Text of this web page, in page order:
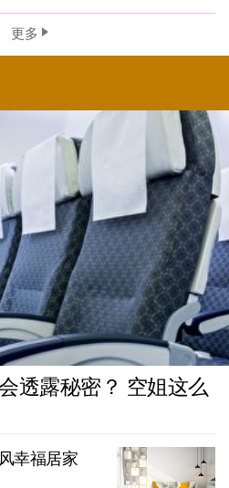
更多
透露秘密？ 空姐这么
幸福居家